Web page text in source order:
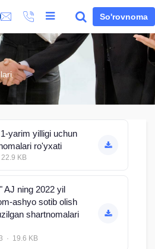
So'rovnoma
yarim yilligi uchun
ro'yxati
KB
AJ ning 2022 yil
ashyo sotib olish
shartnomalari
· 19.6 KB